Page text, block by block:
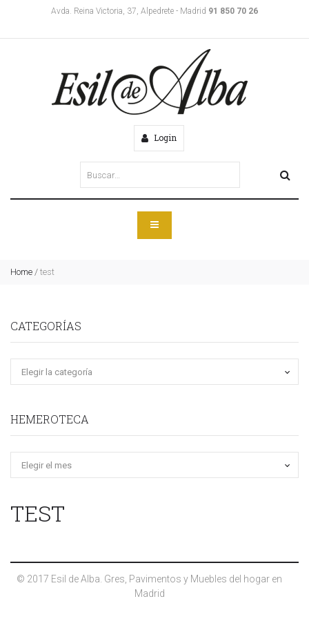
Avda. Reina Victoria, 37, Alpedrete - Madrid 91 850 70 26
Login
Home / test
CATEGORÍAS
HEMEROTECA
TEST
© 2017 Esil de Alba. Gres, Pavimentos y Muebles del hogar en
Madrid